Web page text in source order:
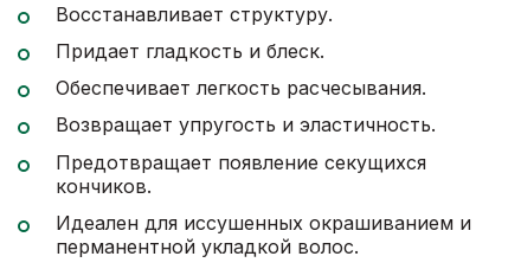
Восстанавливает структуру.
Придает гладкость и блеск.
Обеспечивает легкость расчесывания.
Возвращает упругость и эластичность.
Предотвращает появление секущихся
кончиков.
Идеален для иссушенных окрашиванием и
перманентной укладкой волос.